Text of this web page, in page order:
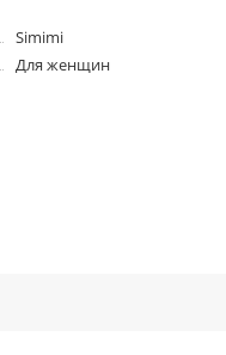
Simimi
Для женщин